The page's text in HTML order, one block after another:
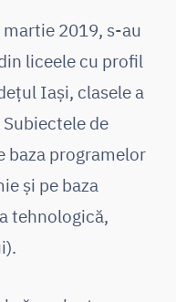
2019, s-au
liceele cu profil
Iași, clasele a
de
baza programelor
și pe baza
tehnologică,